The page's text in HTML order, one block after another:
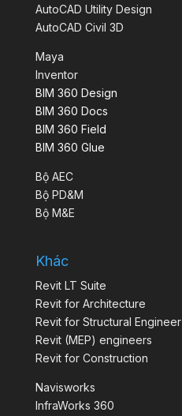
AutoCAD Utility Design
AutoCAD Civil 3D
Maya
Inventor
BIM 360 Design
BIM 360 Docs
BIM 360 Field
BIM 360 Glue
Bộ AEC
Bộ PD&M
Bộ M&E
Khác
Revit LT Suite
Revit for Architecture
Revit for Structural Engineer
Revit (MEP) engineers
Revit for Construction
Navisworks
InfraWorks 360